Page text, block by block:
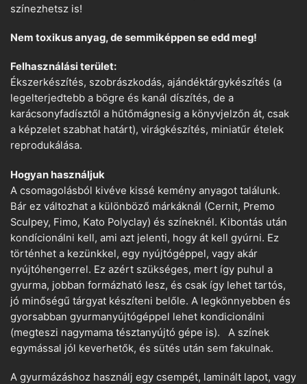
színezhetsz is!
Nem toxikus anyag, de semmiképpen se edd meg!
Felhasználási terület:
Ékszerkészítés, szobrászkodás, ajándéktárgykészítés (a
legelterjedtebb a bögre és kanál díszítés, de a
karácsonyfadísztől a hűtőmágnesig a könyvjelzőn át, csak
a képzelet szabhat határt), virágkészítés, miniatűr ételek
reprodukálása.
Hogyan használjuk
A csomagolásból kivéve kissé kemény anyagot találunk.
Bár ez változhat a különböző márkáknál (Cernit, Premo
Sculpey, Fimo, Kato Polyclay) és színeknél. Kibontás után
kondícionálni kell, ami azt jelenti, hogy át kell gyúrni. Ez
történhet a kezünkkel, egy nyújtógéppel, vagy akár
nyújtóhengerrel. Ez azért szükséges, mert így puhul a
gyurma, jobban formázható lesz, és csak így lehet tartós,
jó minőségű tárgyat készíteni belőle. A legkönnyebben és
gyorsabban gyurmanyújtógéppel lehet kondicionálni
(megteszi nagymama tésztanyújtó gépe is). A színek
egymással jól keverhetők, és sütés után sem fakulnak.
A gyurmázáshoz használj egy csempét, laminált lapot, vagy